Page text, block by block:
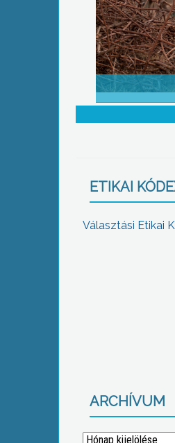
ETIKAI
Választási Etikai
ARCHÍVUM
Archívum